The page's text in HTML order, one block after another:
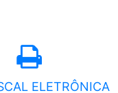
ELETRÔNICA